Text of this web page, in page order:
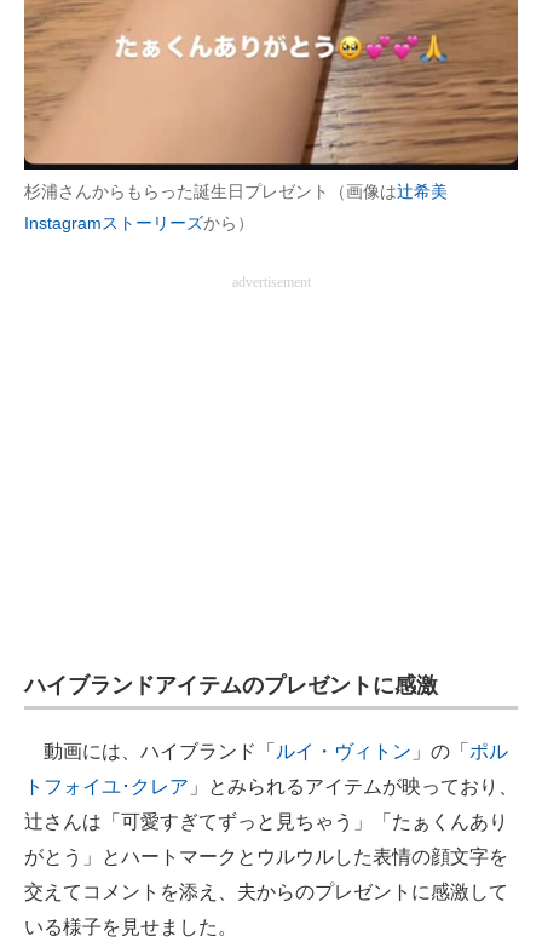
杉浦さんからもらった誕生日プレゼント（画像は辻希美
Instagramストーリーズから）
advertisement
ハイブランドアイテムのプレゼントに感激
動画には、ハイブランド「 ルイ・ヴィトン 」の「 ポル
トフォイユ･クレア 」とみられるアイテムが映っており、
辻さんは「可愛すぎてずっと見ちゃう」「たぁくんあり
がとう」とハートマークとウルウルした表情の顔文字を
交えてコメントを添え、夫からのプレゼントに感激して
いる様子を見せました。